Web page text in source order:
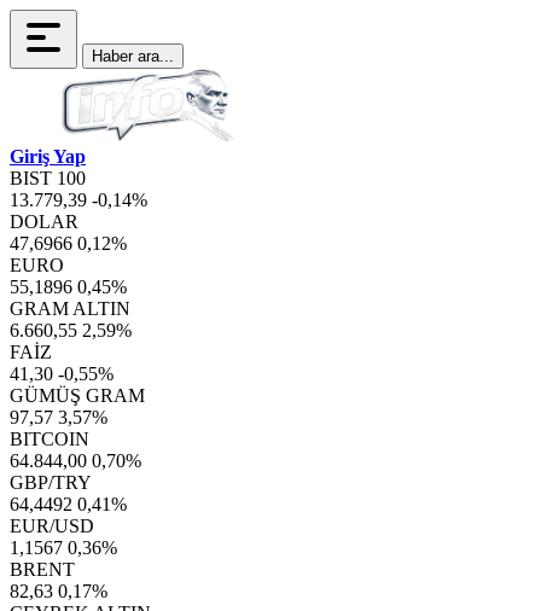
Haber ara...
Giriş Yap
BIST 100
13.779,39 -0,14%
DOLAR
47,6966 0,12%
EURO
55,1896 0,45%
GRAM ALTIN
6.660,55 2,59%
FAİZ
41,30 -0,55%
GÜMÜŞ GRAM
97,57 3,57%
BITCOIN
64.844,00 0,70%
GBP/TRY
64,4492 0,41%
EUR/USD
1,1567 0,36%
BRENT
82,63 0,17%